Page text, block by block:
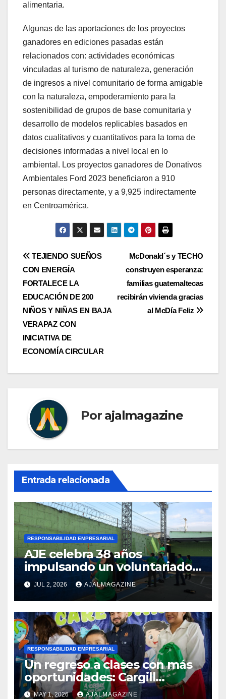
alimentaria.
Algunas de las aportaciones de los proyectos
ganadores en ediciones pasadas están
relacionados con: actividades económicas
vinculadas al turismo de naturaleza, generación
de ingresos a nivel comunitario de forma amigable
con la naturaleza, empoderamiento para la
sostenibilidad de grupos de base comunitaria y
desarrollo de modelos replicables basados en
datos cualitativos y cuantitativos para la toma de
decisiones informadas a nivel local en lo
ambiental. Los proyectos ganadores de Donativos
Ambientales Ford 2023 beneficiaron a 910
personas directamente, y a 9,925 indirectamente
en Centroamérica.
Navegación
de
entradas
McDonald´s y TECHO
construyen esperanza:
familias guatemaltecas
recibirán vivienda gracias
al McDía Feliz
TEJIENDO SUEÑOS
CON ENERGÍA
FORTALECE LA
EDUCACIÓN DE 200
NIÑOS Y NIÑAS EN BAJA
VERAPAZ CON
INICIATIVA DE
ECONOMÍA CIRCULAR
Por ajalmagazine
Entrada relacionada
RESPONSABILIDAD EMPRESARIAL
AJE celebra 38 años
impulsando un voluntariado
corporativo en la región
JUL 2, 2026 AJALMAGAZINE
RESPONSABILIDAD EMPRESARIAL
Un regreso a clases con más
oportunidades: Cargill
acompaña a más de 2,400
MAY 1, 2026 AJALMAGAZINE